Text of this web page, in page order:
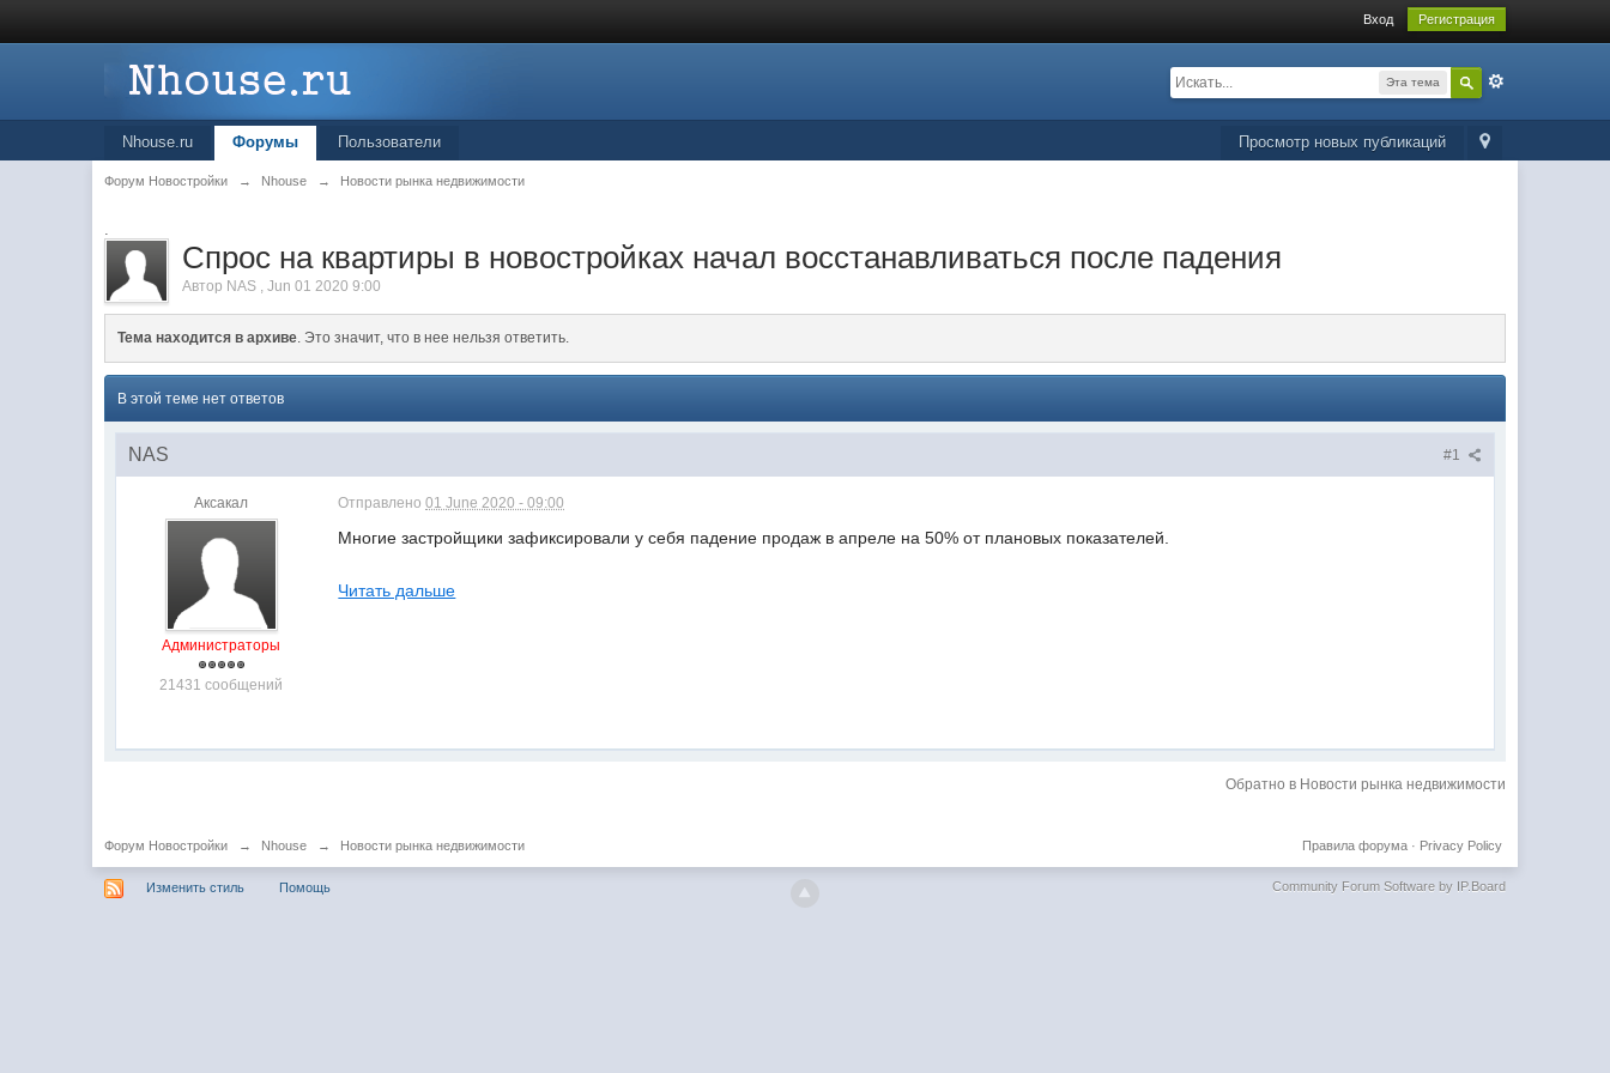
Вход Регистрация
Эта тема
Просмотр новых публикаций
Nhouse.ru Форумы Пользователи
Форум Новостройки → Nhouse → Новости рынка недвижимости
.
Спрос на квартиры в новостройках начал восстанавливаться после падения
Автор NAS ,Jun 01 2020 9:00
Тема находится в архиве. Это значит, что в нее нельзя ответить.
В этой теме нет ответов
#1
NAS
Аксакал
Администраторы
21431 сообщений
Отправлено01 June 2020 - 09:00
Многие застройщики зафиксировали у себя падение продаж в апреле на 50% от плановых показателей.
Читать дальше
Обратно в Новости рынка недвижимости
Форум Новостройки → Nhouse → Новости рынка недвижимости Privacy Policy
Правила форума·
Изменить стиль Помощь Community Forum Software by IP.Board